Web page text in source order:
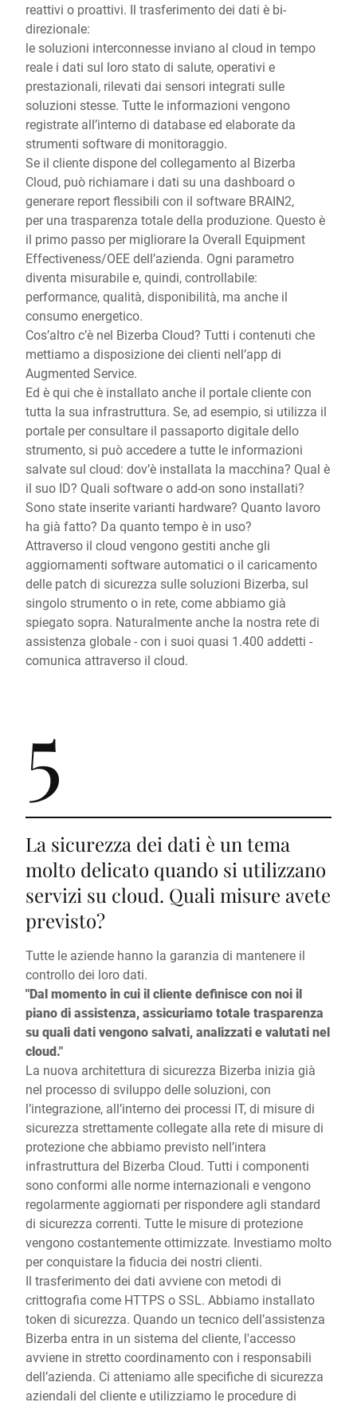
reattivi o proattivi. Il trasferimento dei dati è bi-
direzionale:
le soluzioni interconnesse inviano al cloud in tempo
reale i dati sul loro stato di salute, operativi e
prestazionali, rilevati dai sensori integrati sulle
soluzioni stesse. Tutte le informazioni vengono
registrate all’interno di database ed elaborate da
strumenti software di monitoraggio.
Se il cliente dispone del collegamento al Bizerba
Cloud, può richiamare i dati su una dashboard o
generare report flessibili con il software BRAIN2,
per una trasparenza totale della produzione. Questo è
il primo passo per migliorare la Overall Equipment
Effectiveness/OEE dell’azienda. Ogni parametro
diventa misurabile e, quindi, controllabile:
performance, qualità, disponibilità, ma anche il
consumo energetico.
Cos’altro c’è nel Bizerba Cloud? Tutti i contenuti che
mettiamo a disposizione dei clienti nell’app di
Augmented Service.
Ed è qui che è installato anche il portale cliente con
tutta la sua infrastruttura. Se, ad esempio, si utilizza il
portale per consultare il passaporto digitale dello
strumento, si può accedere a tutte le informazioni
salvate sul cloud: dov’è installata la macchina? Qual è
il suo ID? Quali software o add-on sono installati?
Sono state inserite varianti hardware? Quanto lavoro
ha già fatto? Da quanto tempo è in uso?
Attraverso il cloud vengono gestiti anche gli
aggiornamenti software automatici o il caricamento
delle patch di sicurezza sulle soluzioni Bizerba, sul
singolo strumento o in rete, come abbiamo già
spiegato sopra. Naturalmente anche la nostra rete di
assistenza globale - con i suoi quasi 1.400 addetti -
comunica attraverso il cloud.
5
La sicurezza dei dati è un tema
molto delicato quando si utilizzano
servizi su cloud. Quali misure avete
previsto?
Tutte le aziende hanno la garanzia di mantenere il
controllo dei loro dati.
"Dal momento in cui il cliente definisce con noi il
piano di assistenza, assicuriamo totale trasparenza
su quali dati vengono salvati, analizzati e valutati nel
cloud."
La nuova architettura di sicurezza Bizerba inizia già
nel processo di sviluppo delle soluzioni, con
l’integrazione, all’interno dei processi IT, di misure di
sicurezza strettamente collegate alla rete di misure di
protezione che abbiamo previsto nell’intera
infrastruttura del Bizerba Cloud. Tutti i componenti
sono conformi alle norme internazionali e vengono
regolarmente aggiornati per rispondere agli standard
di sicurezza correnti. Tutte le misure di protezione
vengono costantemente ottimizzate. Investiamo molto
per conquistare la fiducia dei nostri clienti.
Il trasferimento dei dati avviene con metodi di
crittografia come HTTPS o SSL. Abbiamo installato
token di sicurezza. Quando un tecnico dell’assistenza
Bizerba entra in un sistema del cliente, l'accesso
avviene in stretto coordinamento con i responsabili
dell’azienda. Ci atteniamo alle specifiche di sicurezza
aziendali del cliente e utilizziamo le procedure di